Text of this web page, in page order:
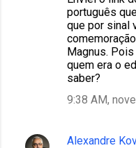
português
que por sinal
Magnus.
quem era o
saber?
9:38 AM,
Alexandre